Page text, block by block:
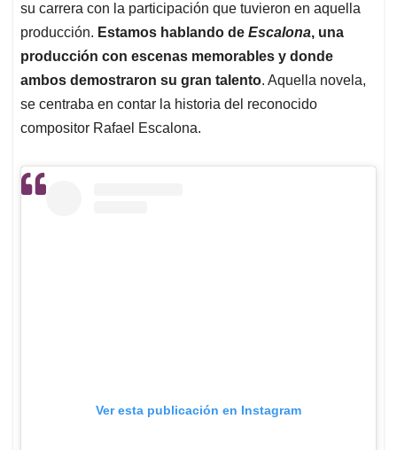
su carrera con la participación que tuvieron en aquella
producción. Estamos hablando de Escalona, una
producción con escenas memorables y donde
ambos demostraron su gran talento. Aquella novela,
se centraba en contar la historia del reconocido
compositor Rafael Escalona.
Ver esta publicación en Instagram